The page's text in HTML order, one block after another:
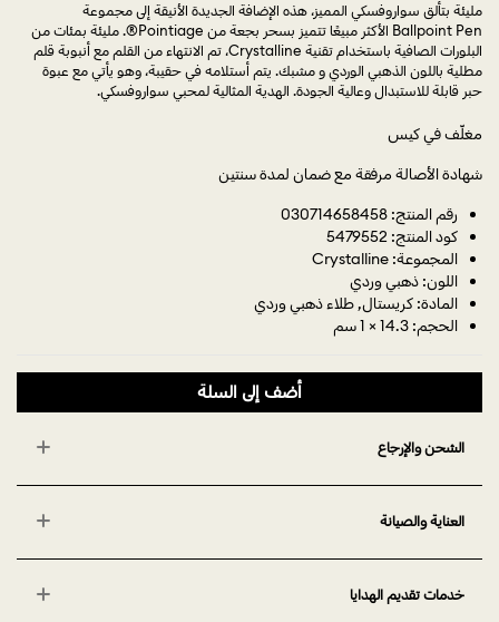
مليئة بتألق سواروفسكي المميز، هذه الإضافة الجديدة الأنيقة إلى مجموعة
Ballpoint Pen الأكثر مبيعًا تتميز بسحر بجعة من Pointiage®. مليئة بمئات من
البلورات الصافية باستخدام تقنية Crystalline، تم الانتهاء من القلم مع أنبوبة قلم
مطلية باللون الذهبي الوردي و مشبك. يتم أستلامه في حقيبة، وهو يأتي مع عبوة
حبر قابلة للاستبدال وعالية الجودة. الهدية المثالية لمحبي سواروفسكي.
مغلّف في كيس
شهادة الأصالة مرفقة مع ضمان لمدة سنتين
رقم المنتج: 030714658458
كود المنتج: 5479552
المجموعة: Crystalline
اللون: ذهبي وردي
المادة: كريستال, طلاء ذهبي وردي
الحجم: 14.3 × 1 سم
أضف إلى السلة
الشحن والإرجاع
العناية والصيانة
خدمات تقديم الهدايا